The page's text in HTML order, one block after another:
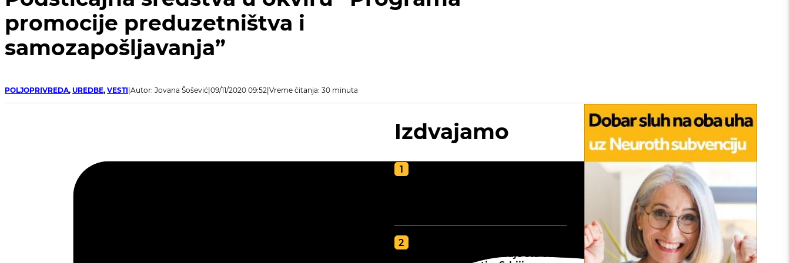
promocije preduzetništva i
samozapošljavanja”
POLJOPRIVREDA, UREDBE, VESTI Autor: Jovana Šošević 09/11/2020 09:52 Vreme čitanja: 30 minuta
Izdvajamo
tip zemljišta određuje šta će